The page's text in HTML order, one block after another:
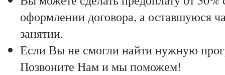
оформлении договора, а оставшуюся
занятии.
Если Вы не смогли найти нужную
Позвоните Нам и мы поможем!